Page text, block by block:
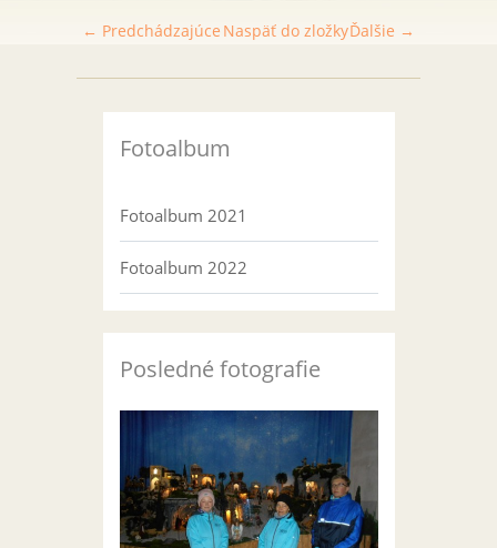
← Predchádzajúce Ďalšie →
Naspäť do zložky
Fotoalbum
Fotoalbum 2021
Fotoalbum 2022
Posledné fotografie